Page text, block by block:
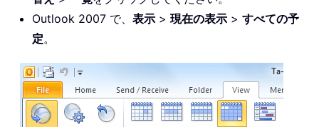
Outlook 2007 で、 表示 > 現在の表示 > すべての予
定。